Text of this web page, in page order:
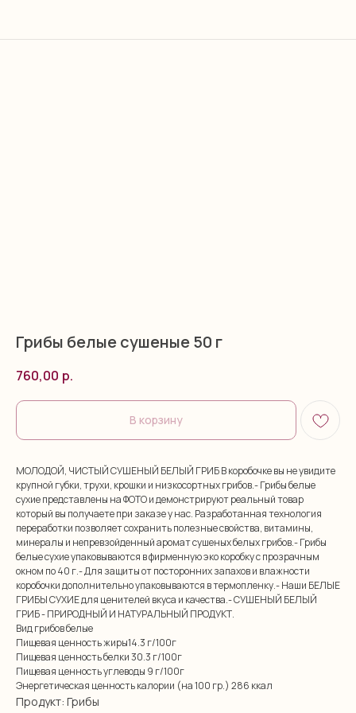
Грибы белые сушеные 50 г
760,00 р.
В корзину
МОЛОДОЙ, ЧИСТЫЙ СУШЕНЫЙ БЕЛЫЙ ГРИБ В коробочке вы не увидите
крупной губки, трухи, крошки и низкосортных грибов.- Грибы белые
сухие представлены на ФОТО и демонстрируют реальный товар
который вы получаете при заказе у нас. Разработанная технология
переработки позволяет сохранить полезные свойства, витамины,
минералы и непревзойденный аромат сушеных белых грибов.- Грибы
белые сухие упаковываются в фирменную эко коробку с прозрачным
окном по 40 г.- Для защиты от посторонних запахов и влажности
коробочки дополнительно упаковываются в термопленку.- Наши БЕЛЫЕ
ГРИБЫ СУХИЕ для ценителей вкуса и качества.- СУШЕНЫЙ БЕЛЫЙ
ГРИБ - ПРИРОДНЫЙ И НАТУРАЛЬНЫЙ ПРОДУКТ.
Вид грибов белые
Пищевая ценность жиры14.3 г/100г
Пищевая ценность белки 30.3 г/100г
Пищевая ценность углеводы 9 г/100г
Энергетическая ценность калории (на 100 гр.) 286 ккал
Продукт: Грибы